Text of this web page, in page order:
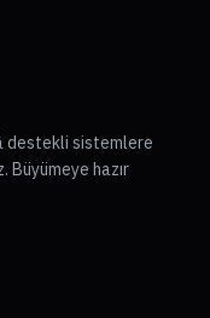
daha adil bir
deneyimleri
artıracak değerli
destekli sistemlere
Büyümeye hazır